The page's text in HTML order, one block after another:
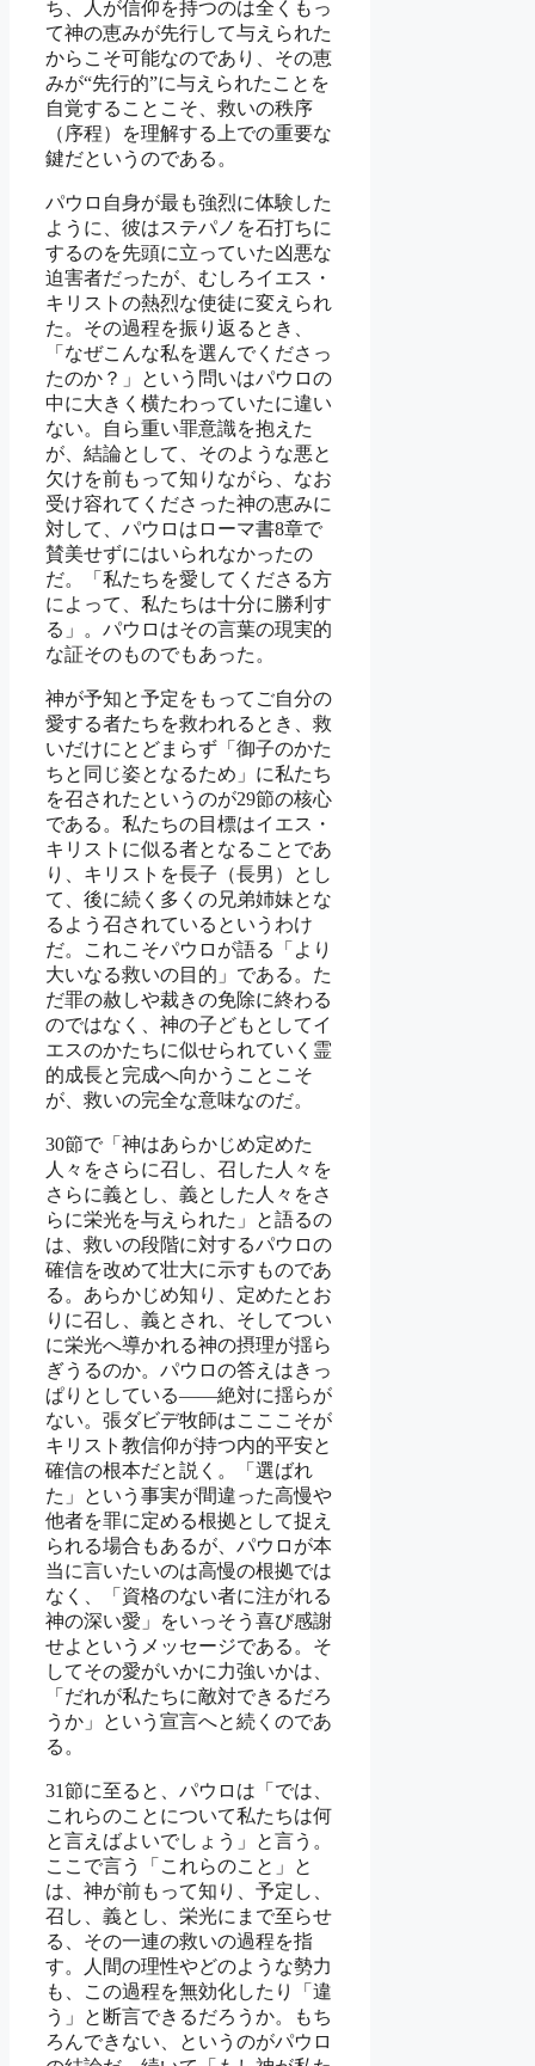
ち、人が信仰を持つのは全くもっ
て神の恵みが先行して与えられた
からこそ可能なのであり、その恵
みが“先行的”に与えられたことを
自覚することこそ、救いの秩序
（序程）を理解する上での重要な
鍵だというのである。
パウロ自身が最も強烈に体験した
ように、彼はステパノを石打ちに
するのを先頭に立っていた凶悪な
迫害者だったが、むしろイエス・
キリストの熱烈な使徒に変えられ
た。その過程を振り返るとき、
「なぜこんな私を選んでくださっ
たのか？」という問いはパウロの
中に大きく横たわっていたに違い
ない。自ら重い罪意識を抱えた
が、結論として、そのような悪と
欠けを前もって知りながら、なお
受け容れてくださった神の恵みに
対して、パウロはローマ書8章で
賛美せずにはいられなかったの
だ。「私たちを愛してくださる方
によって、私たちは十分に勝利す
る」。パウロはその言葉の現実的
な証そのものでもあった。
神が予知と予定をもってご自分の
愛する者たちを救われるとき、救
いだけにとどまらず「御子のかた
ちと同じ姿となるため」に私たち
を召されたというのが29節の核心
である。私たちの目標はイエス・
キリストに似る者となることであ
り、キリストを長子（長男）とし
て、後に続く多くの兄弟姉妹とな
るよう召されているというわけ
だ。これこそパウロが語る「より
大いなる救いの目的」である。た
だ罪の赦しや裁きの免除に終わる
のではなく、神の子どもとしてイ
エスのかたちに似せられていく霊
的成長と完成へ向かうことこそ
が、救いの完全な意味なのだ。
30節で「神はあらかじめ定めた
人々をさらに召し、召した人々を
さらに義とし、義とした人々をさ
らに栄光を与えられた」と語るの
は、救いの段階に対するパウロの
確信を改めて壮大に示すものであ
る。あらかじめ知り、定めたとお
りに召し、義とされ、そしてつい
に栄光へ導かれる神の摂理が揺ら
ぎうるのか。パウロの答えはきっ
ぱりとしている——絶対に揺らが
ない。張ダビデ牧師はこここそが
キリスト教信仰が持つ内的平安と
確信の根本だと説く。「選ばれ
た」という事実が間違った高慢や
他者を罪に定める根拠として捉え
られる場合もあるが、パウロが本
当に言いたいのは高慢の根拠では
なく、「資格のない者に注がれる
神の深い愛」をいっそう喜び感謝
せよというメッセージである。そ
してその愛がいかに力強いかは、
「だれが私たちに敵対できるだろ
うか」という宣言へと続くのであ
る。
31節に至ると、パウロは「では、
これらのことについて私たちは何
と言えばよいでしょう」と言う。
ここで言う「これらのこと」と
は、神が前もって知り、予定し、
召し、義とし、栄光にまで至らせ
る、その一連の救いの過程を指
す。人間の理性やどのような勢力
も、この過程を無効化したり「違
う」と断言できるだろうか。もち
ろんできない、というのがパウロ